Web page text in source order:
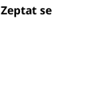
Zeptat se